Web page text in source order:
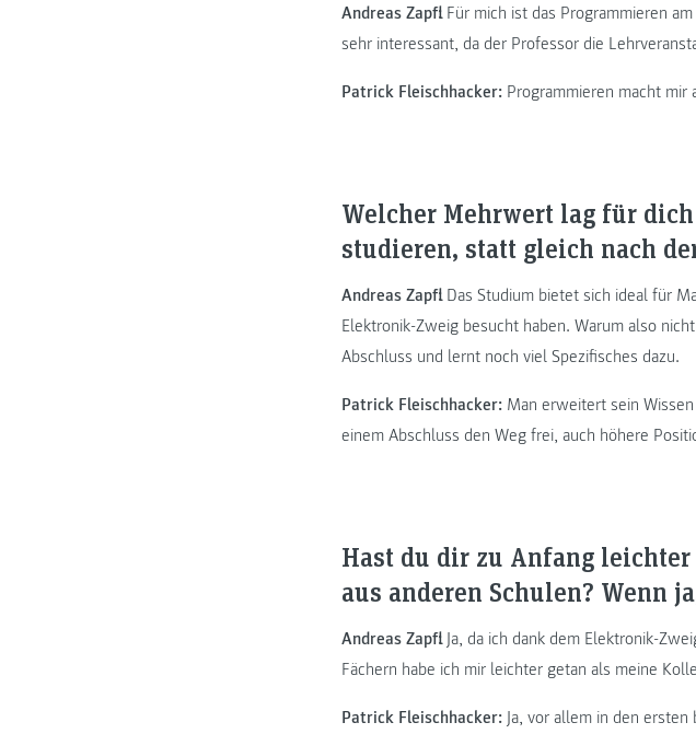
Andreas Zapfl:Für mich ist das Programmieren
sehr interessant, da der Professor die
Patrick Fleischhacker: Programmieren macht mir
Welcher Mehrwert lag für dich
studieren, statt gleich nach
Andreas Zapfl:Das Studium bietet sich ideal für
Elektronik-Zweig besucht haben. Warum also
Abschluss und lernt noch viel Spezifisches dazu.
Patrick Fleischhacker: Man erweitert sein
einem Abschluss den Weg frei, auch höhere
Hast du dir zu Anfang
aus anderen Schulen? Wenn
Andreas Zapfl:Ja, da ich dank dem Elektronik-
Fächern habe ich mir leichter getan als meine
Patrick Fleischhacker: Ja, vor allem in den